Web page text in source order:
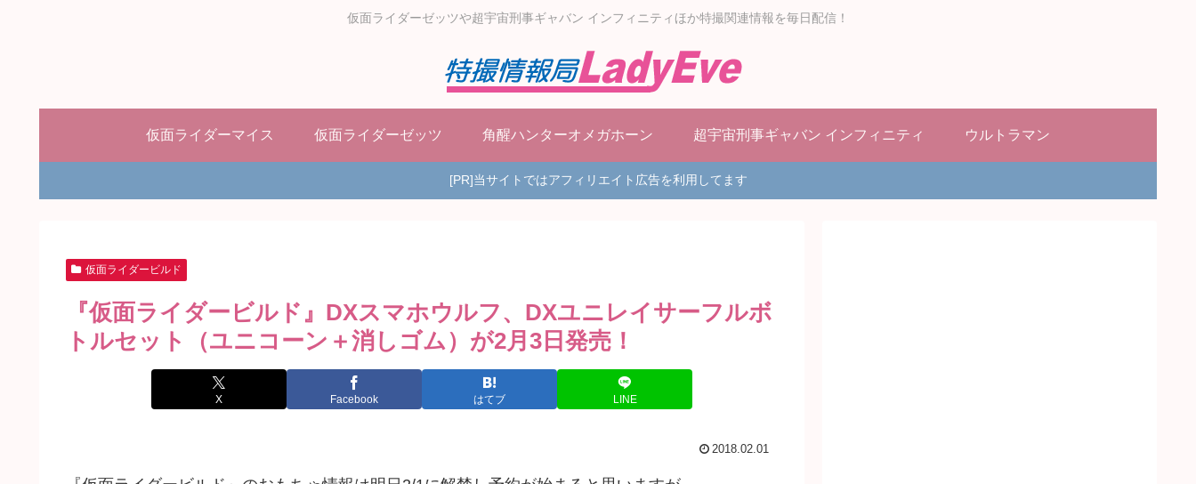
仮面ライダーゼッツや超宇宙刑事ギャバン インフィニティほか特撮関連情報を毎日配信！
仮面ライダーマイス 仮面ライダーゼッツ 角醒ハンターオメガホーン 超宇宙刑事ギャバン インフィニティ ウルトラマン
[PR]当サイトではアフィリエイト広告を利用してます
仮面ライダービルド
『仮面ライダービルド』DXスマホウルフ、DXユニレイサーフルボ
トルセット（ユニコーン＋消しゴム）が2月3日発売！
X Facebook はてブ LINE
2018.02.01